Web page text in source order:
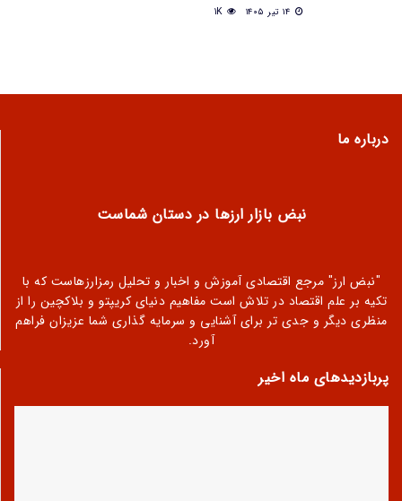
1K
درباره ما
نبض بازار ارزها در دستان شماست
"نبض ارز" مرجع اقتصادی آموزش و اخبار و تحلیل رمزارزهاست که با
تکیه بر علم اقتصاد در تلاش است مفاهیم دنیای کریپتو و بلاکچین را از
منظری دیگر و جدی تر برای آشنایی و سرمایه گذاری شما عزیزان فراهم
آورد.
پربازدیدهای ماه اخیر